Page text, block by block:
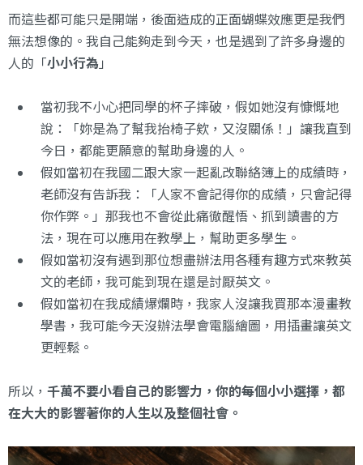
而這些都可能只是開端，後面造成的正面蝴蝶效應更是我們
無法想像的。我自己能夠走到今天，也是遇到了許多身邊的
人的「小小行為 」
當初我不小心把同學的杯子摔破，假如她沒有慷慨地
說：「妳是為了幫我抬椅子欸，又沒關係！」讓我直到
今日，都能更願意的幫助身邊的人。
假如當初在我國二跟大家一起亂改聯絡簿上的成績時，
老師沒有告訴我：「人家不會記得你的成績，只會記得
你作弊。」那我也不會從此痛徹醒悟、抓到讀書的方
法，現在可以應用在教學上，幫助更多學生。
假如當初沒有遇到那位想盡辦法用各種有趣方式來教英
文的老師， 我可能到現在還是討厭英文 。
假如當初在我成績爆爛時，我家人沒讓我買那本漫畫教
學書，我可能今天沒辦法學會電腦繪圖，用插畫讓英文
更輕鬆。
所以， 千萬不要小看自己的影響力，你的每個小小選擇，都
在大大的影響著你的人生以及整個社會。